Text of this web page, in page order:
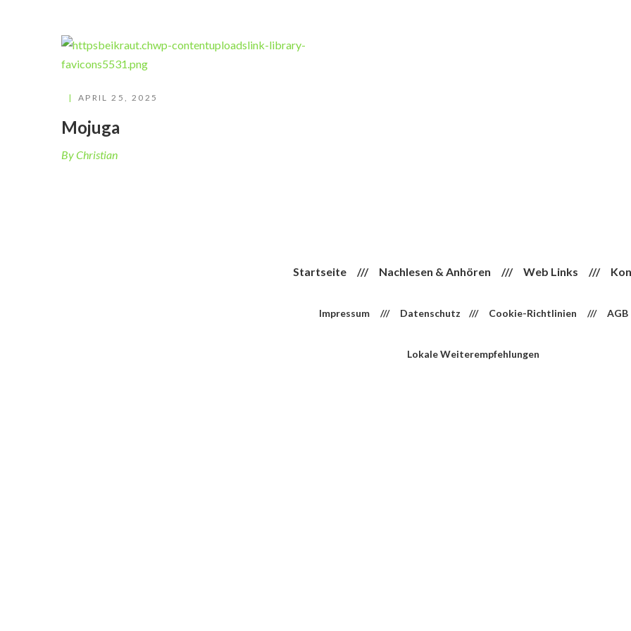
APRIL 25, 2025
Mojuga
By Christian
Startseite/// Nachlesen & Anhören /// Web Links ///
Impressum/// Datenschutz /// Cookie-Richtlinien /// AGB
Lokale Weiterempfehlungen